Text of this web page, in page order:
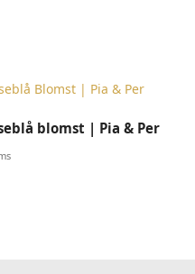
blomst | Pia & Per